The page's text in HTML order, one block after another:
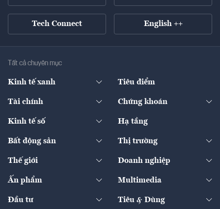
Tech Connect English ++
Tất cả chuyên mục
Kinh tế xanh
Diễn đàn
Tiêu điểm
Tài chính
Ngân hàng
Bảo hiểm
Chứng khoán
Doanh nghiệp niêm yết
Khung pháp lý
Kinh tế số
Sản phẩm - Thị trường
Start-up
Quản trị số
Hạ tầng
Bất động sản
Chính sách
Thị trường
Thị trường
Thế giới
Kinh tế
Doanh nghiệp
Ấn phẩm
The Guide
Multimedia
Đầu tư Tiêu & Dùng